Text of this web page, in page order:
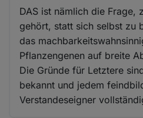
DAS ist nämlich die Frage,
gehört, statt sich selbst zu
das
Pflanzengenen auf breite
Die Gründe für Letztere
bekannt und jedem
Verstandeseigner